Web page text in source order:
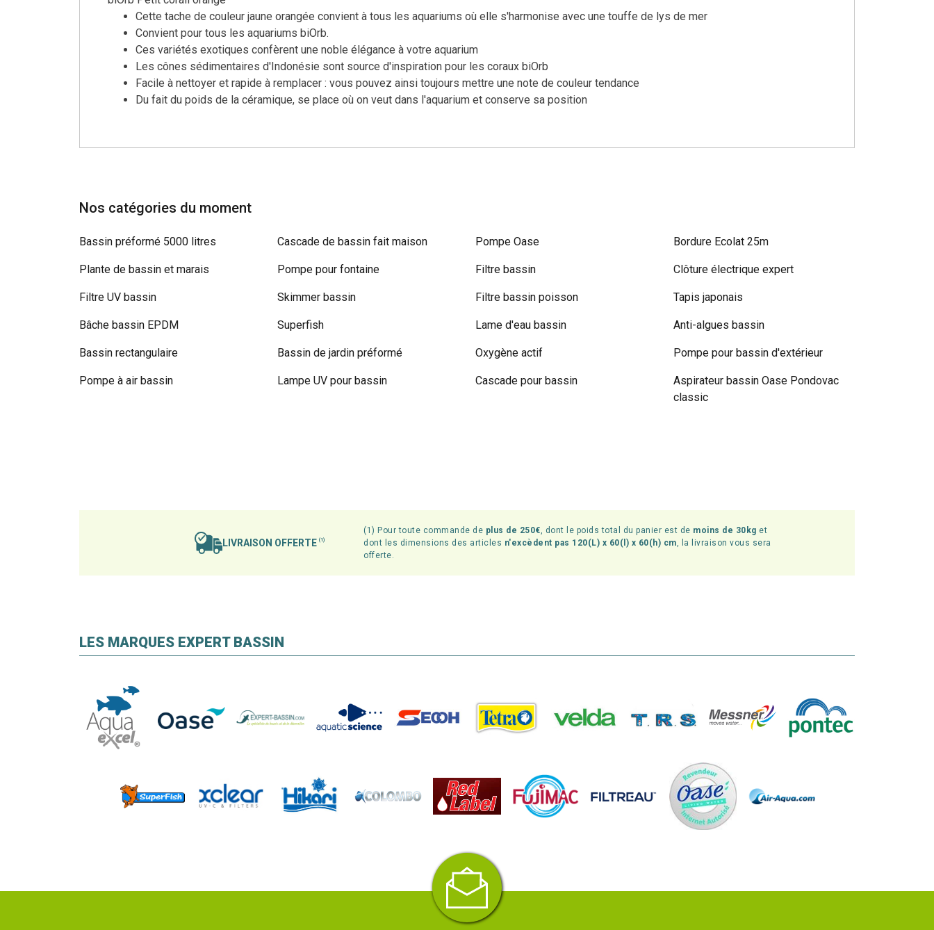
Cette tache de couleur jaune orangée convient à tous les aquariums où elle s'harmonise avec une touffe de lys de mer
Convient pour tous les aquariums biOrb.
Ces variétés exotiques confèrent une noble élégance à votre aquarium
Les cônes sédimentaires d'Indonésie sont source d'inspiration pour les coraux biOrb
Facile à nettoyer et rapide à remplacer : vous pouvez ainsi toujours mettre une note de couleur tendance
Du fait du poids de la céramique, se place où on veut dans l'aquarium et conserve sa position
Nos catégories du moment
Bassin préformé 5000 litres
Plante de bassin et marais
Filtre UV bassin
Bâche bassin EPDM
Bassin rectangulaire
Pompe à air bassin
Cascade de bassin fait maison
Pompe pour fontaine
Skimmer bassin
Superfish
Bassin de jardin préformé
Lampe UV pour bassin
Pompe Oase
Filtre bassin
Filtre bassin poisson
Lame d'eau bassin
Oxygène actif
Cascade pour bassin
Bordure Ecolat 25m
Clôture électrique expert
Tapis japonais
Anti-algues bassin
Pompe pour bassin d'extérieur
Aspirateur bassin Oase Pondovac
classic
LIVRAISON OFFERTE(1)
(1) Pour toute commande de plus de 250€, dont le poids total du panier est de moins de 30kg et
dont les dimensions des articles n'excèdent pas 120(L) x 60(l) x 60(h) cm, la livraison vous sera
offerte.
LES MARQUES EXPERT BASSIN